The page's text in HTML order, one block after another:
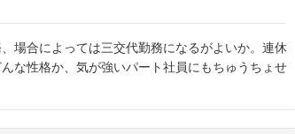
場合によっては三交代勤務になるがよいか。連休
な性格か、気が強いパート社員にもちゅうちょせ